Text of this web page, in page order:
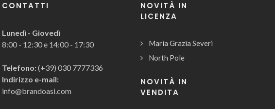
CONTATTI
Lunedì - Giovedì
8:00 - 12:30 e 14:00 - 17:30
Telefono:(+39) 030 7777336
Indirizzo e-mail:
info@brandoasi.com
NOVITÀ IN
LICENZA
Maria Grazia Severi
North Pole
NOVITÀ IN
VENDITA